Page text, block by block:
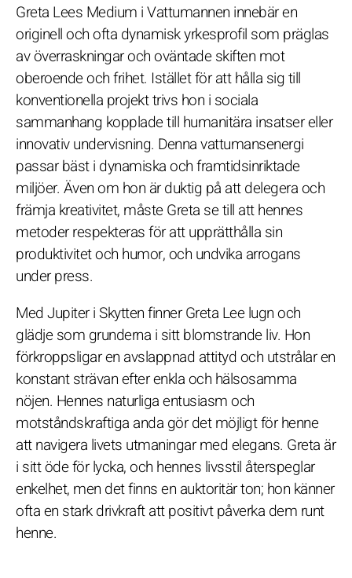
Greta Lees Medium i Vattumannen innebär en
originell och ofta dynamisk yrkesprofil som präglas
av överraskningar och oväntade skiften mot
oberoende och frihet. Istället för att hålla sig till
konventionella projekt trivs hon i sociala
sammanhang kopplade till humanitära insatser eller
innovativ undervisning. Denna vattumansenergi
passar bäst i dynamiska och framtidsinriktade
miljöer. Även om hon är duktig på att delegera och
främja kreativitet, måste Greta se till att hennes
metoder respekteras för att upprätthålla sin
produktivitet och humor, och undvika arrogans
under press.
Med Jupiter i Skytten finner Greta Lee lugn och
glädje som grunderna i sitt blomstrande liv. Hon
förkroppsligar en avslappnad attityd och utstrålar en
konstant strävan efter enkla och hälsosamma
nöjen. Hennes naturliga entusiasm och
motståndskraftiga anda gör det möjligt för henne
att navigera livets utmaningar med elegans. Greta är
i sitt öde för lycka, och hennes livsstil återspeglar
enkelhet, men det finns en auktoritär ton; hon känner
ofta en stark drivkraft att positivt påverka dem runt
henne.